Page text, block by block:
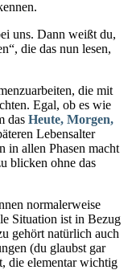
uns. Dann weißt du,
die das nun lesen,
die mit
Egal, ob es wie
das Heute, Morgen,
Lebensalter
in allen Phasen macht
blicken ohne das
normalerweise
Situation ist in Bezug
gehört natürlich auch
(du glaubst gar
die elementar wichtig